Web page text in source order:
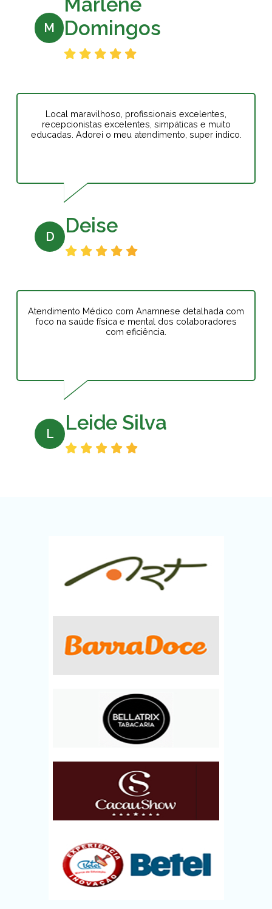
M
Marlene
Domingos
Local maravilhoso, profissionais excelentes,
recepcionistas excelentes, simpáticas e muito
educadas. Adorei o meu atendimento, super indico.
D Deise
Atendimento Médico com Anamnese detalhada com
foco na saúde física e mental dos colaboradores
com eficiência.
L Leide Silva